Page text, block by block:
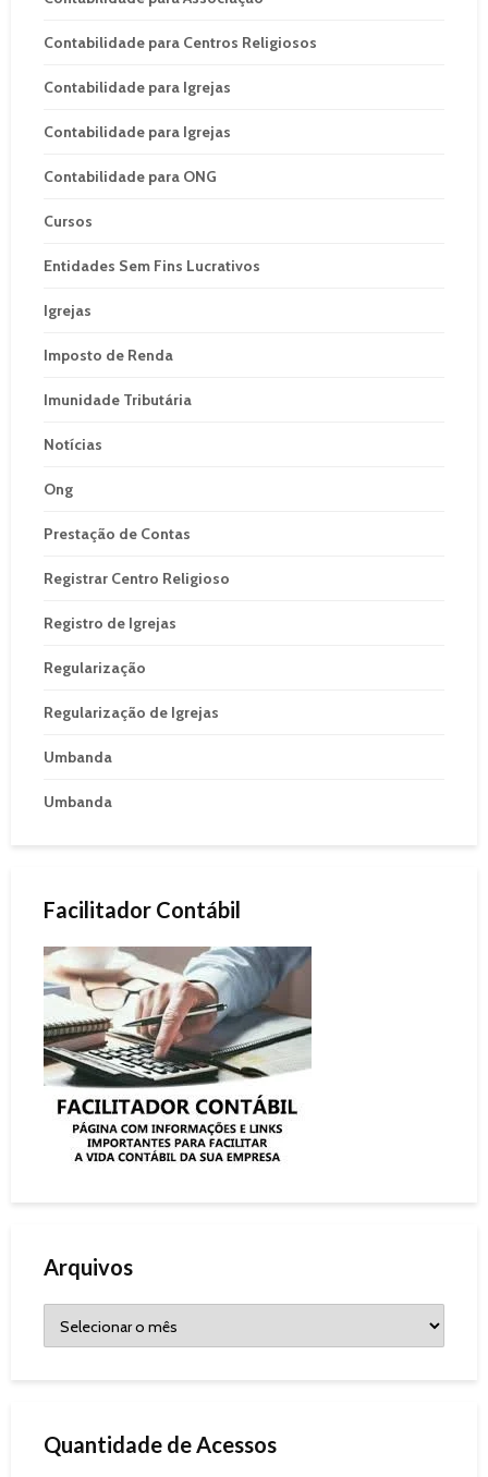
Contabilidade para Centros Religiosos
Contabilidade para Igrejas
Contabilidade para Igrejas
Contabilidade para ONG
Cursos
Entidades Sem Fins Lucrativos
Igrejas
Imposto de Renda
Imunidade Tributária
Notícias
Ong
Prestação de Contas
Registrar Centro Religioso
Registro de Igrejas
Regularização
Regularização de Igrejas
Umbanda
Umbanda
Facilitador Contábil
Arquivos
Quantidade de Acessos